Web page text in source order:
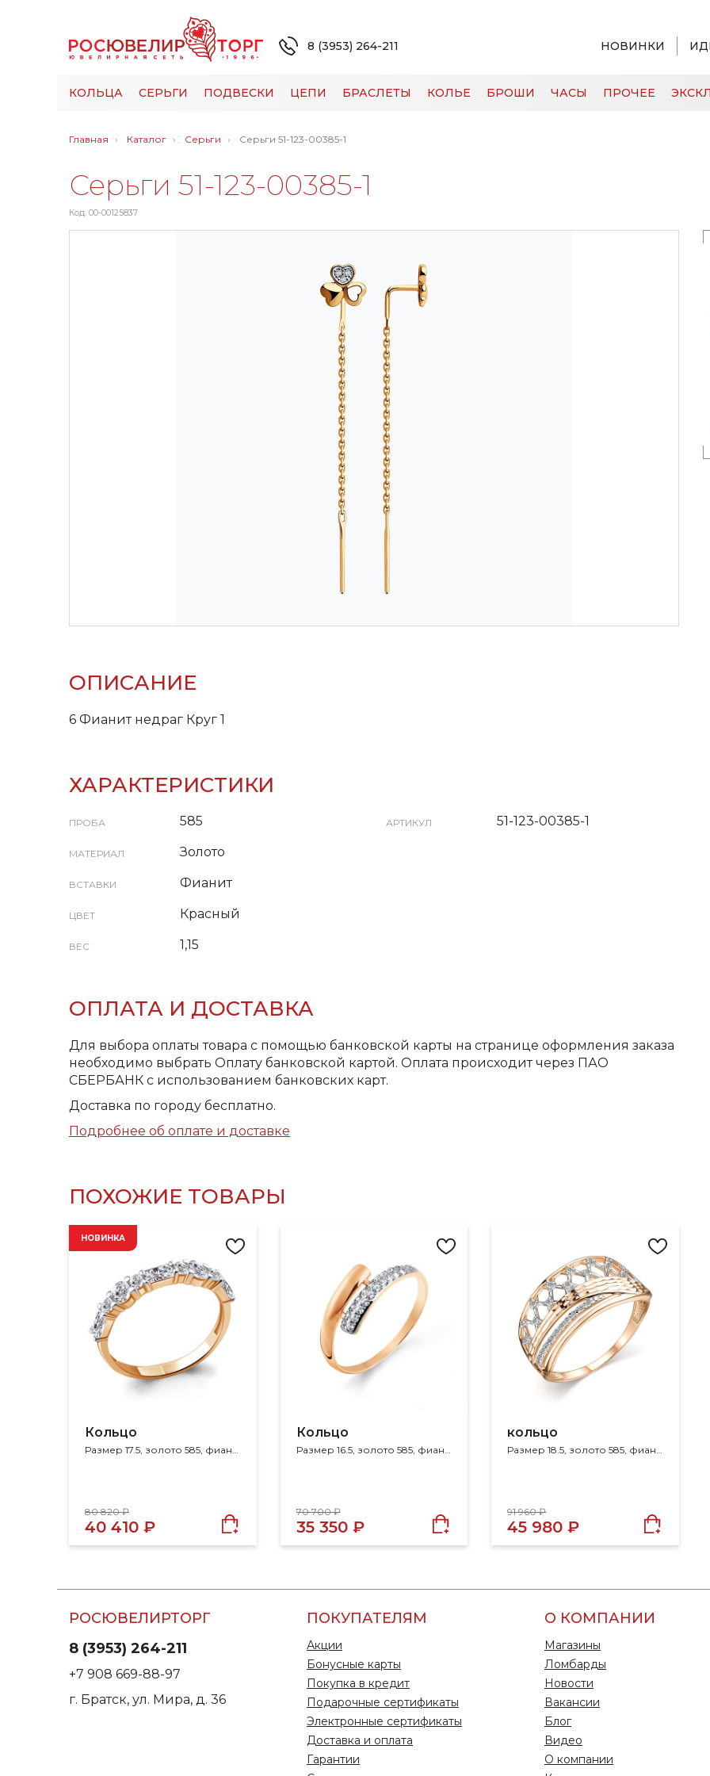
8 (3953) 264-211 НОВИНКИ
КОЛЬЦА СЕРЬГИ ПОДВЕСКИ ЦЕПИ БРАСЛЕТЫ КОЛЬЕ БРОШИ ЧАСЫ ПРОЧЕЕ
Главная Каталог Серьги Серьги 51-123-00385-1
Серьги 51-123-00385-1
Код: 00-00125837
ОПИСАНИЕ
6 Фианит недраг Круг 1
ХАРАКТЕРИСТИКИ
ПРОБА 585
МАТЕРИАЛ Золото
ВСТАВКИ Фианит
ЦВЕТ Красный
ВЕС 1,15
АРТИКУЛ 51-123-00385-1
ОПЛАТА И ДОСТАВКА
Для выбора оплаты товара с помощью банковской карты на странице оформления заказа
необходимо выбрать Оплату банковской картой. Оплата происходит через ПАО
СБЕРБАНК с использованием банковских карт.
Доставка по городу бесплатно.
Подробнее об оплате и доставке
ПОХОЖИЕ ТОВАРЫ
Кольцо
НОВИНКА
80 820 ₽
40 410 ₽
Кольцо
70 700 ₽
35 350 ₽
кольцо
91 960 ₽
45 980 ₽
РОСЮВЕЛИРТОРГ
8 (3953) 264-211
+7 908 669-88-97
г. Братск, ул. Мира, д. 36
ПОКУПАТЕЛЯМ
Акции
Бонусные карты
Покупка в кредит
Подарочные сертификаты
Электронные сертификаты
Доставка и оплата
Гарантии
О КОМПАНИИ
Магазины
Ломбарды
Новости
Вакансии
Блог
Видео
О компании